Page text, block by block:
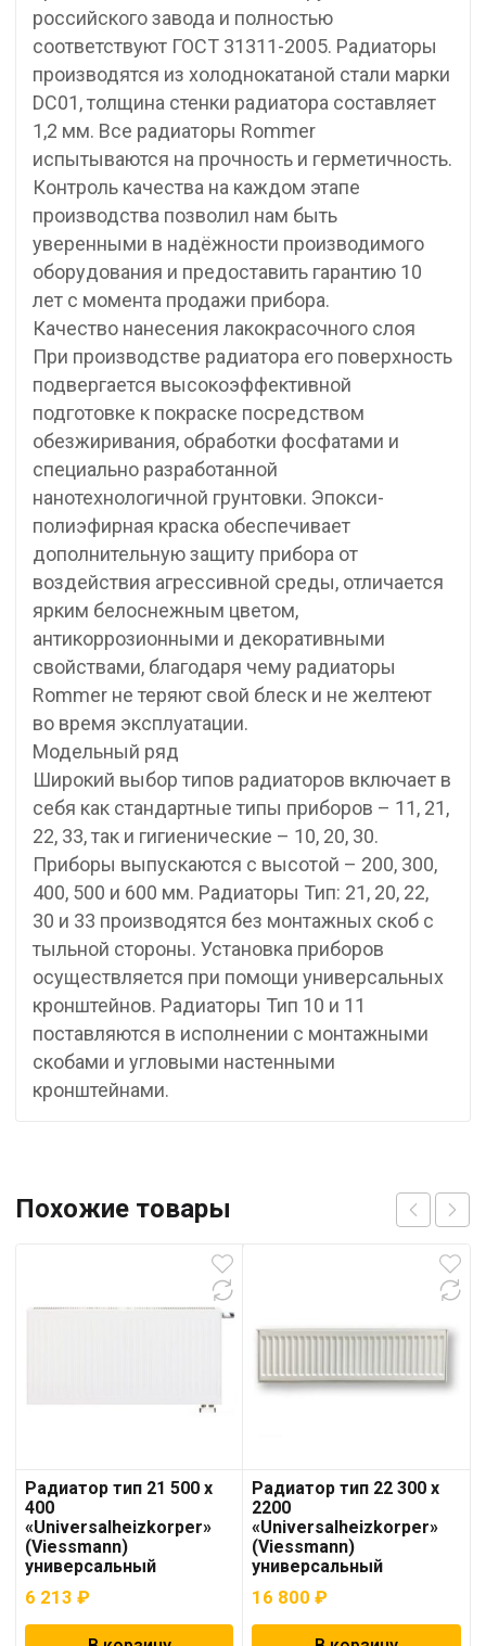
российского завода и полностью
соответствуют ГОСТ 31311-2005. Радиаторы
производятся из холоднокатаной стали марки
DC01, толщина стенки радиатора составляет
1,2 мм. Все радиаторы Rommer
испытываются на прочность и герметичность.
Контроль качества на каждом этапе
производства позволил нам быть
уверенными в надёжности производимого
оборудования и предоставить гарантию 10
лет с момента продажи прибора.
Качество нанесения лакокрасочного слоя
При производстве радиатора его поверхность
подвергается высокоэффективной
подготовке к покраске посредством
обезжиривания, обработки фосфатами и
специально разработанной
нанотехнологичной грунтовки. Эпокси-
полиэфирная краска обеспечивает
дополнительную защиту прибора от
воздействия агрессивной среды, отличается
ярким белоснежным цветом,
антикоррозионными и декоративными
свойствами, благодаря чему радиаторы
Rommer не теряют свой блеск и не желтеют
во время эксплуатации.
Модельный ряд
Широкий выбор типов радиаторов включает в
себя как стандартные типы приборов – 11, 21,
22, 33, так и гигиенические – 10, 20, 30.
Приборы выпускаются с высотой – 200, 300,
400, 500 и 600 мм. Радиаторы Тип: 21, 20, 22,
30 и 33 производятся без монтажных скоб с
тыльной стороны. Установка приборов
осуществляется при помощи универсальных
кронштейнов. Радиаторы Тип 10 и 11
поставляются в исполнении с монтажными
скобами и угловыми настенными
кронштейнами.
Похожие товары
Радиатор тип 21 500 x
400
«Universalheizkorper»
(Viessmann)
универсальный
6 213 ₽
Радиатор тип 22 300 x
2200
«Universalheizkorper»
(Viessmann)
универсальный
16 800₽